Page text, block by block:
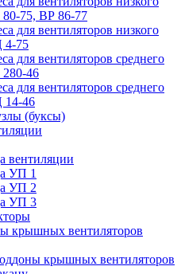
80-75, ВР 86-77
для вентиляторов низкого
4-75
для вентиляторов среднего
46
для вентиляторов среднего
14-46
(буксы)
вентиляции
УП 1
УП 2
УП 3
крышных вентиляторов
крышных вентиляторов